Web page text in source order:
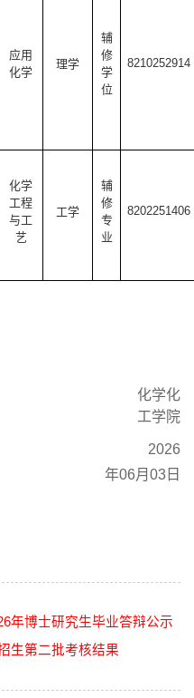
应用
化学
理学
辅
修
学
位
8210252914
化学
工程
与工
艺
工学
辅
修
专
业
8202251406
化
工学院
6
年06月 03 日
年博士研究生毕业答辩公示
生第二批考核结果